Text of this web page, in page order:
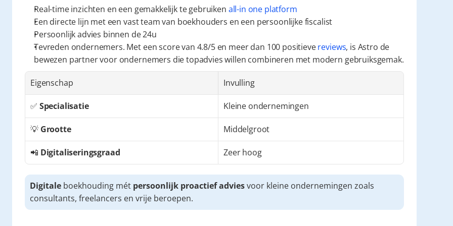
Real-time inzichten en een gemakkelijk te gebruiken all-in one platform
Een directe lijn met een vast team van boekhouders en een persoonlijke fiscalist
Persoonlijk advies binnen de 24u
Tevreden ondernemers. Met een score van 4.8/5 en meer dan 100 positieve reviews, is Astro de
bewezen partner voor ondernemers die topadvies willen combineren met modern gebruiksgemak.
Eigenschap Invulling
✅ Specialisatie Kleine ondernemingen
💡 Grootte Middelgroot
📲 Digitaliseringsgraad Zeer hoog
Digitale boekhouding mét persoonlijk proactief advies voor kleine ondernemingen zoals
consultants, freelancers en vrije beroepen.